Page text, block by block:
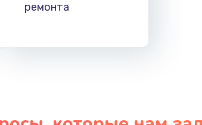
ремонта